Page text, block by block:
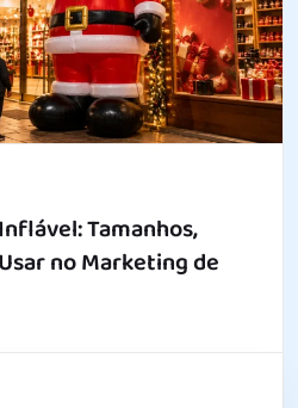
Tamanhos,
no Marketing de